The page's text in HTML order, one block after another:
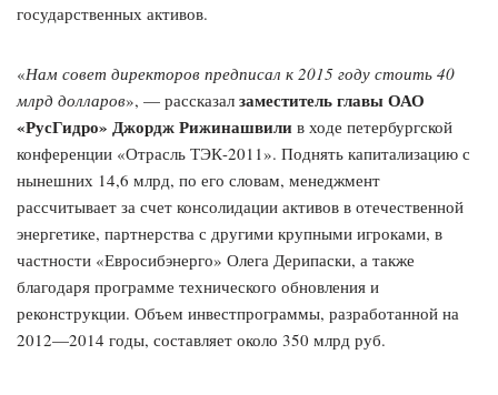
государственных активов.
«Нам совет директоров предписал к 2015 году стоить 40
млрд долларов», — рассказал заместитель главы ОАО
«РусГидро» Джордж Рижинашвили в ходе петербургской
конференции «Отрасль ТЭК-2011». Поднять капитализацию с
нынешних 14,6 млрд, по его словам, менеджмент
рассчитывает за счет консолидации активов в отечественной
энергетике, партнерства с другими крупными игроками, в
частности «Евросибэнерго» Олега Дерипаски, а также
благодаря программе технического обновления и
реконструкции. Объем инвестпрограммы, разработанной на
2012—2014 годы, составляет около 350 млрд руб.